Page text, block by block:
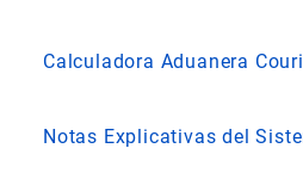
Calculadora Aduanera
Notas Explicativas del